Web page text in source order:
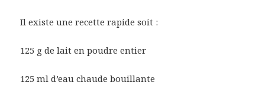
Il existe une recette rapide soit :
125 g de lait en poudre entier
125 ml d’eau chaude bouillante